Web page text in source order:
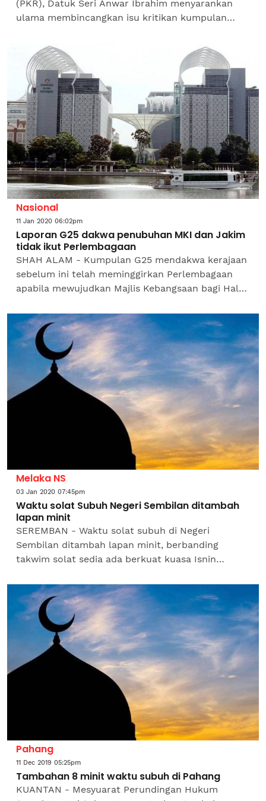
(PKR), Datuk Seri Anwar Ibrahim menyarankan
ulama membincangkan isu kritikan kumpulan
ke atas individu...
Nasional
11 Jan 2020 06:02pm
Laporan G25 dakwa penubuhan MKI dan Jakim
tidak ikut Perlembagaan
SHAH ALAM - Kumpulan G25 mendakwa kerajaan
sebelum ini telah meminggirkan Perlembagaan
apabila mewujudkan Majlis Kebangsaan bagi Hal
Kemajuan Islam...
Melaka NS
03 Jan 2020 07:45pm
Waktu solat Subuh Negeri Sembilan ditambah
lapan minit
SEREMBAN - Waktu solat subuh di Negeri
Sembilan ditambah lapan minit, berbanding
takwim solat sedia ada berkuat kuasa Isnin
Yusof Ahmad berkata,...
Pahang
11 Dec 2019 05:25pm
Tambahan 8 minit waktu subuh di Pahang
KUANTAN - Mesyuarat Perundingan Hukum